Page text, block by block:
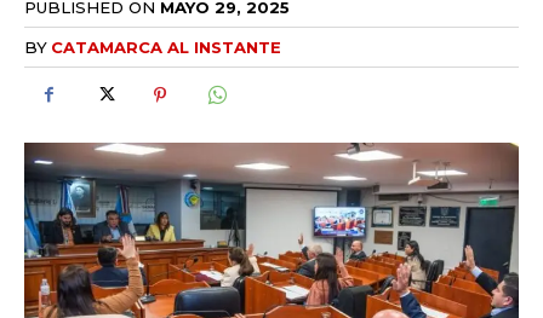
PUBLISHED ON MAYO 29, 2025
BY CATAMARCA AL INSTANTE